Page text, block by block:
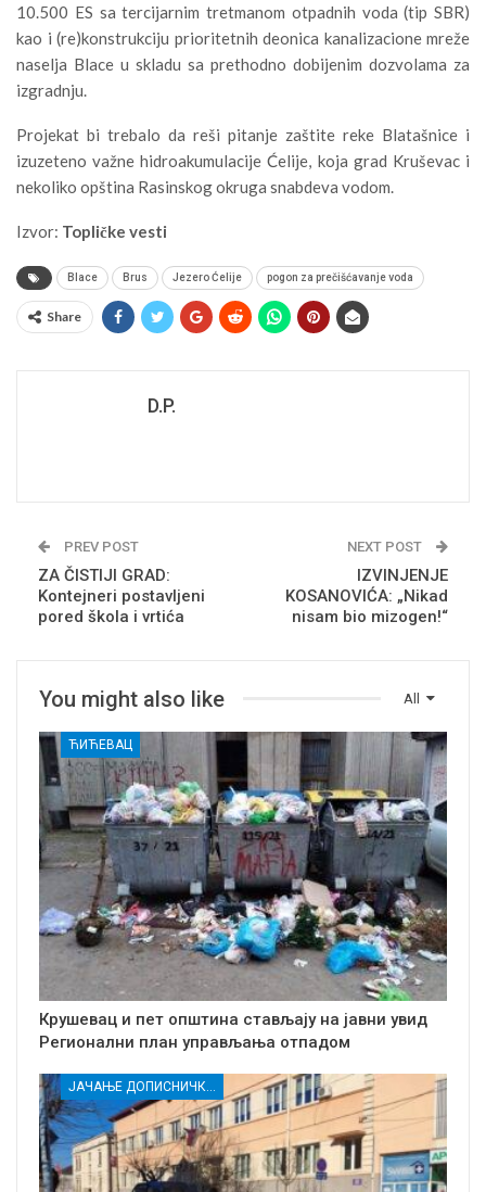
10.500 ES sa tercijarnim tretmanom otpadnih voda (tip SBR)
kao i (re)konstrukciju prioritetnih deonica kanalizacione mreže
naselja Blace u skladu sa prethodno dobijenim dozvolama za
izgradnju.
Projekat bi trebalo da reši pitanje zaštite reke Blatašnice i
izuzeteno važne hidroakumulacije Ćelije, koja grad Kruševac i
nekoliko opština Rasinskog okruga snabdeva vodom.
Izvor: Topličke vesti
Blace Brus Jezero Ćelije pogon za prečišćavanje voda
Share
D.P.
PREV POST
ZA ČISTIJI GRAD:
Kontejneri postavljeni
pored škola i vrtića
NEXT POST
IZVINJENJE
KOSANOVIĆA: „Nikad
nisam bio mizogen!“
All
You might also like
ЋИЋЕВАЦ
Крушевац и пет општина стављају на јавни увид
Регионални план управљања отпадом
ЈАЧАЊЕ ДОПИСНИЧКЕ МРЕЖЕ НЕЗАВИСНИХ МЕДИЈА У РАСИНСКОМ ОКРУГУ